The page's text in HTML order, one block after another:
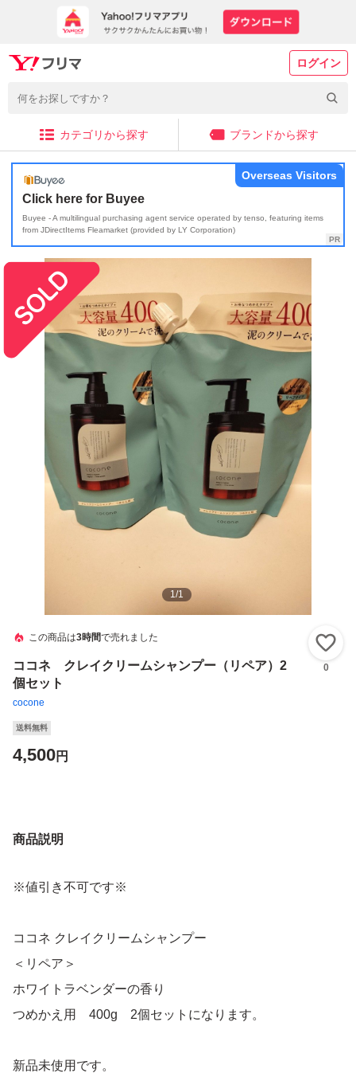
ログイン
カテゴリから探す ブランドから探す
Click here for Buyee
Buyee - A multilingual purchasing agent service operated by tenso, featuring items
from JDirectItems Fleamarket (provided by LY Corporation)
Overseas Visitors
1/1
この商品は3時間で売れました
ココネ クレイクリームシャンプー（リペア）2
個セット
cocone
0
送料無料
4,500円
商品説明
※値引き不可です※
ココネ クレイクリームシャンプー
＜リペア＞
ホワイトラベンダーの香り
つめかえ用 400g 2個セットになります。